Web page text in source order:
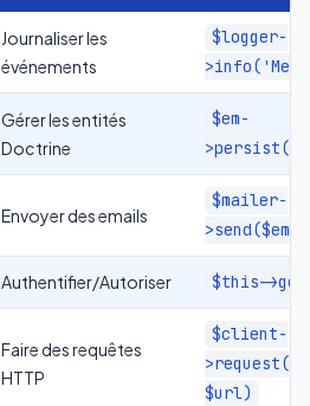
Journaliser les
événements
$logger-
Gérer les entités
Doctrine
$em-
Envoyer des emails
$mailer-
Authentifier/Autoriser $this-
Faire des requêtes
HTTP
$client-
$url)